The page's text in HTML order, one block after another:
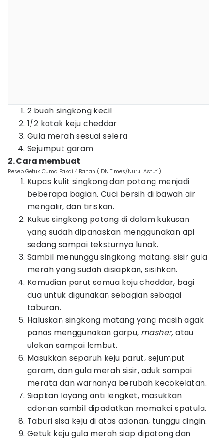
2 buah singkong kecil
1/2 kotak keju cheddar
Gula merah sesuai selera
Sejumput garam
2. Cara membuat
Resep Getuk Cuma Pakai 4 Bahan (IDN Times/Nurul Astuti)
Kupas kulit singkong dan potong menjadi
beberapa bagian. Cuci bersih di bawah air
mengalir, dan tiriskan.
Kukus singkong potong di dalam kukusan
yang sudah dipanaskan menggunakan api
sedang sampai teksturnya lunak.
Sambil menunggu singkong matang, sisir gula
merah yang sudah disiapkan, sisihkan.
Kemudian parut semua keju cheddar, bagi
dua untuk digunakan sebagian sebagai
taburan.
Haluskan singkong matang yang masih agak
panas menggunakan garpu, masher, atau
ulekan sampai lembut.
Masukkan separuh keju parut, sejumput
garam, dan gula merah sisir, aduk sampai
merata dan warnanya berubah kecokelatan.
Siapkan loyang anti lengket, masukkan
adonan sambil dipadatkan memakai spatula.
Taburi sisa keju di atas adonan, tunggu dingin.
Getuk keju gula merah siap dipotong dan